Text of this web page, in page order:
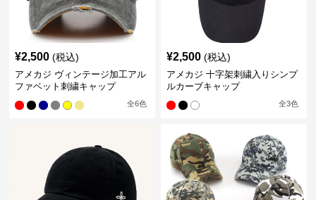
¥2,500 (税込)
アメカジ ヴィンテージ加工アル
ファベット刺繍キャップ
全6色
¥2,500 (税込)
アメカジ 十字架刺繍入りシンプ
ルカーブキャップ
全3色